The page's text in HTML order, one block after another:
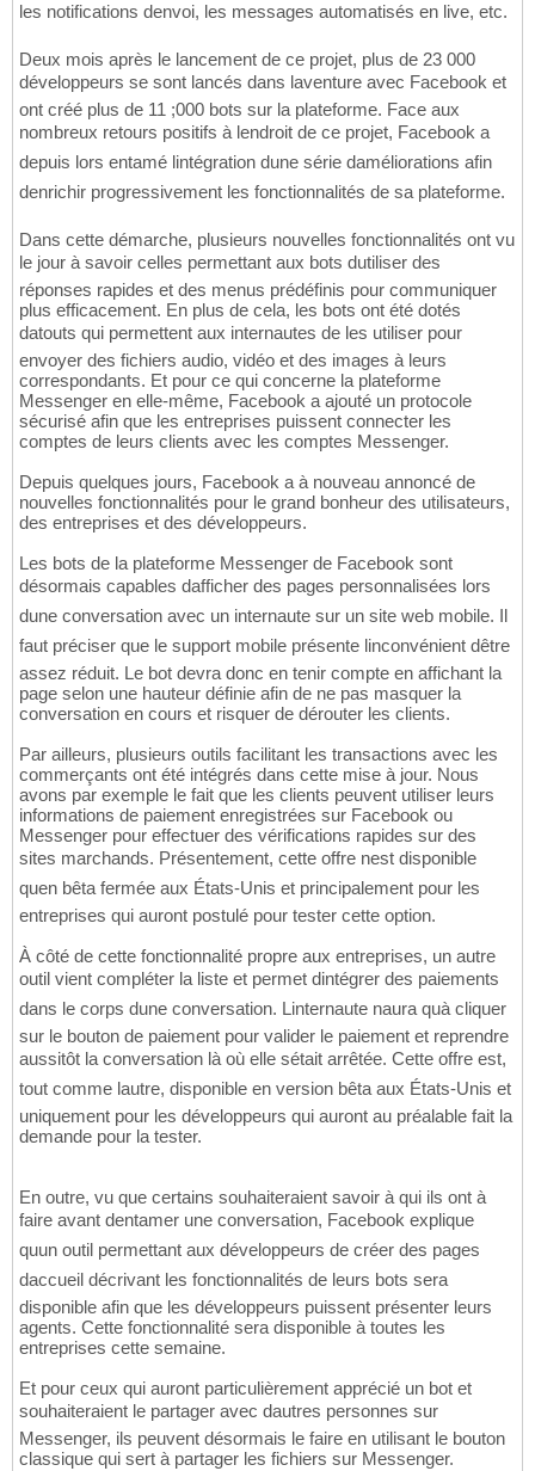
les notifications denvoi, les messages automatisés en live, etc.
Deux mois après le lancement de ce projet, plus de 23 000
développeurs se sont lancés dans laventure avec Facebook et
ont créé plus de 11 ;000 bots sur la plateforme. Face aux
nombreux retours positifs à lendroit de ce projet, Facebook a
depuis lors entamé lintégration dune série daméliorations afin
denrichir progressivement les fonctionnalités de sa plateforme.
Dans cette démarche, plusieurs nouvelles fonctionnalités ont vu
le jour à savoir celles permettant aux bots dutiliser des
réponses rapides et des menus prédéfinis pour communiquer
plus efficacement. En plus de cela, les bots ont été dotés
datouts qui permettent aux internautes de les utiliser pour
envoyer des fichiers audio, vidéo et des images à leurs
correspondants. Et pour ce qui concerne la plateforme
Messenger en elle-même, Facebook a ajouté un protocole
sécurisé afin que les entreprises puissent connecter les
comptes de leurs clients avec les comptes Messenger.
Depuis quelques jours, Facebook a à nouveau annoncé de
nouvelles fonctionnalités pour le grand bonheur des utilisateurs,
des entreprises et des développeurs.
Les bots de la plateforme Messenger de Facebook sont
désormais capables dafficher des pages personnalisées lors
dune conversation avec un internaute sur un site web mobile. Il
faut préciser que le support mobile présente linconvénient dêtre
assez réduit. Le bot devra donc en tenir compte en affichant la
page selon une hauteur définie afin de ne pas masquer la
conversation en cours et risquer de dérouter les clients.
Par ailleurs, plusieurs outils facilitant les transactions avec les
commerçants ont été intégrés dans cette mise à jour. Nous
avons par exemple le fait que les clients peuvent utiliser leurs
informations de paiement enregistrées sur Facebook ou
Messenger pour effectuer des vérifications rapides sur des
sites marchands. Présentement, cette offre nest disponible
quen bêta fermée aux États-Unis et principalement pour les
entreprises qui auront postulé pour tester cette option.
À côté de cette fonctionnalité propre aux entreprises, un autre
outil vient compléter la liste et permet dintégrer des paiements
dans le corps dune conversation. Linternaute naura quà cliquer
sur le bouton de paiement pour valider le paiement et reprendre
aussitôt la conversation là où elle sétait arrêtée. Cette offre est,
tout comme lautre, disponible en version bêta aux États-Unis et
uniquement pour les développeurs qui auront au préalable fait la
demande pour la tester.
En outre, vu que certains souhaiteraient savoir à qui ils ont à
faire avant dentamer une conversation, Facebook explique
quun outil permettant aux développeurs de créer des pages
daccueil décrivant les fonctionnalités de leurs bots sera
disponible afin que les développeurs puissent présenter leurs
agents. Cette fonctionnalité sera disponible à toutes les
entreprises cette semaine.
Et pour ceux qui auront particulièrement apprécié un bot et
souhaiteraient le partager avec dautres personnes sur
Messenger, ils peuvent désormais le faire en utilisant le bouton
classique qui sert à partager les fichiers sur Messenger.